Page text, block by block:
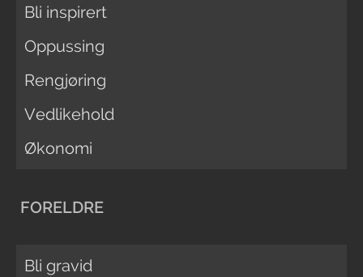
Bli inspirert
Oppussing
Rengjøring
Vedlikehold
Økonomi
FORELDRE
Bli gravid